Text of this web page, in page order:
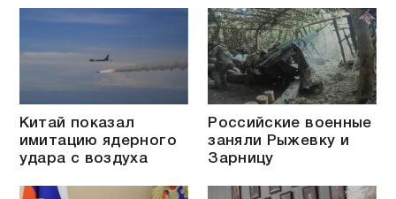
Китай показал
имитацию ядерного
удара с воздуха
Российские военные
заняли Рыжевку и
Зарницу